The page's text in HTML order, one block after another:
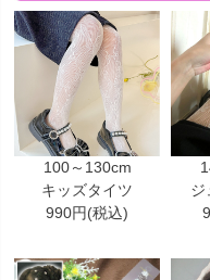
100～130cm
キッズタイツ
990円(税込)
ジ